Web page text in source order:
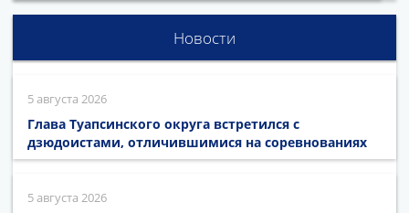
Новости
5 августа 2026
Глава Туапсинского округа встретился с
дзюдоистами, отличившимися на соревнованиях
5 августа 2026